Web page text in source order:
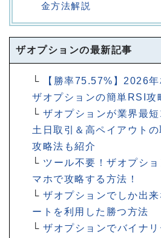
金方法解説
ザオプションの最新記事
└
【勝率75.57%】2026
ザオプションの簡単RSI攻
└ ザオプションが業界最短
土日取引＆高ペイアウト
攻略法も紹介
└ ツール不要！ザオプシ
マホで攻略する方法！
└ ザオプションでしか出
ートを利用した勝つ方法
└ ザオプションでバイナ